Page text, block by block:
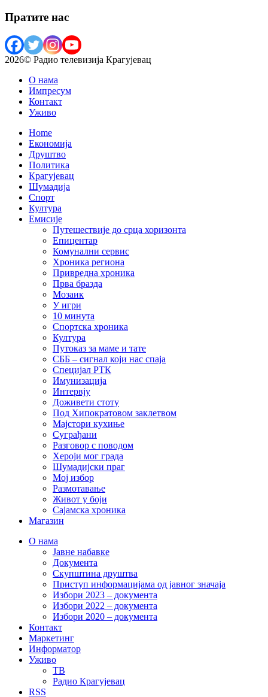
Пратите нас
2026© Радио телевизија Крагујевац
О нама
Импресум
Контакт
Уживо
Home
Економија
Друштво
Политика
Крагујевац
Шумадија
Спорт
Култура
Емисије
Путешествије до срца хоризонта
Епицентар
Комунални сервис
Хроника региона
Привредна хроника
Прва бразда
Мозаик
У игри
10 минута
Спортска хроника
Култура
Путоказ за маме и тате
СББ – сигнал који нас спаја
Специјал РТК
Имунизација
Интервју
Доживети стоту
Под Хипократовом заклетвом
Мајстори кухиње
Суграђани
Разговор с поводом
Хероји мог града
Шумадијски праг
Мој избор
Размотавање
Живот у боји
Сајамска хроника
Магазин
О нама
Јавне набавке
Документа
Скупштина друштва
Приступ информацијама од јавног значаја
Избори 2023 – документа
Избори 2022 – документа
Избори 2020 – документа
Контакт
Маркетинг
Информатор
Уживо
ТВ
Радио Крагујевац
RSS